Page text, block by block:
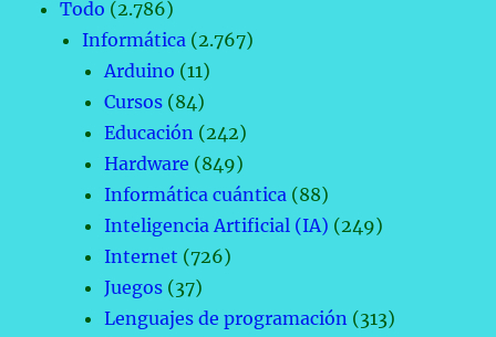
Todo (2.786)
Informática (2.767)
Arduino (11)
Cursos (84)
Educación (242)
Hardware (849)
Informática cuántica (88)
Inteligencia Artificial (IA) (249)
Internet (726)
Juegos (37)
Lenguajes de programación (313)